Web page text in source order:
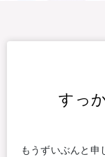
すっ
もうずいぶんと申